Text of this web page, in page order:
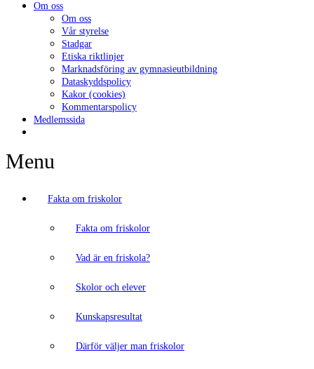
Om oss
Om oss
Vår styrelse
Stadgar
Etiska riktlinjer
Marknadsföring av gymnasieutbildning
Dataskyddspolicy
Kakor (cookies)
Kommentarspolicy
Medlemssida
Menu
Fakta om friskolor
Fakta om friskolor
Vad är en friskola?
Skolor och elever
Kunskapsresultat
Därför väljer man friskolor